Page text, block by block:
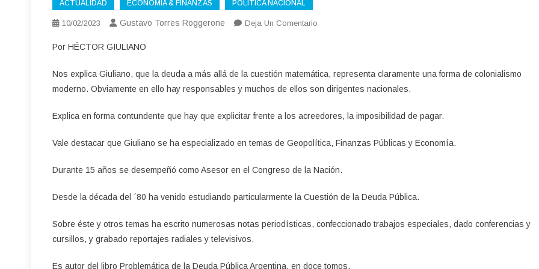
ACTUALIDAD ECONOMÍA & FINANZAS POLÍTICA NACIONAL
10/02/2023 Gustavo Torres Roggerone Deja Un Comentario
Por HÉCTOR GIULIANO
Nos explica Giuliano, que la deuda a más allá de la cuestión matemática, representa claramente una forma de colonialismo
moderno. Obviamente en ello hay responsables y muchos de ellos son dirigentes nacionales.
Explica en forma contundente que hay que explicitar frente a los acreedores, la imposibilidad de pagar.
Vale destacar que Giuliano se ha especializado en temas de Geopolítica, Finanzas Públicas y Economía.
Durante 15 años se desempeñó como Asesor en el Congreso de la Nación.
Desde la década del ´80 ha venido estudiando particularmente la Cuestión de la Deuda Pública.
Sobre éste y otros temas ha escrito numerosas notas periodísticas, confeccionado trabajos especiales, dado conferencias y
cursillos, y grabado reportajes radiales y televisivos.
Es autor del libro Problemática de la Deuda Pública Argentina, en doce tomos.